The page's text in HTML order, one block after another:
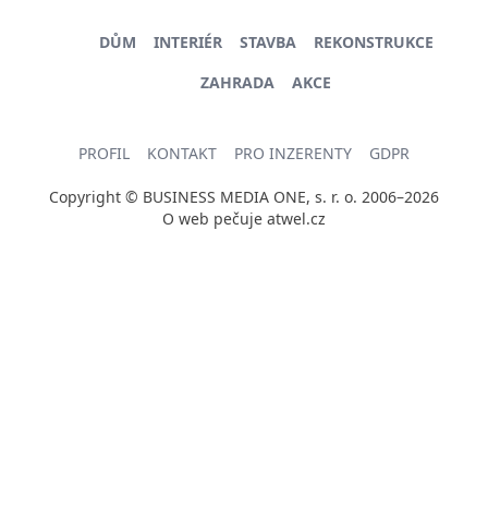
DŮM INTERIÉR STAVBA
REKONSTRUKCE
ZAHRADA
AKCE
PROFIL KONTAKT PRO INZERENTY GDPR
Copyright © BUSINESS MEDIA ONE, s. r. o. 2006–2026